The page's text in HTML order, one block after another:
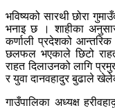
भविष्यको सारथी छोरा
भनाइ छ । शाहीका
कर्णाली प्रदेशको
छलफल भएकाले छिटो
राहत दिलाउनको लागि
र युवा दानवहादुर बुढाले
गाउँपालिका अध्यक्ष